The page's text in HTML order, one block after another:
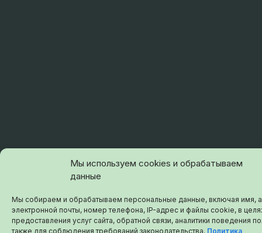
Мы используем cookies и обрабатываем
данные
Мы собираем и обрабатываем персональные данные, включая имя,
электронной почты, номер телефона, IP-адрес и файлы cookie, в
предоставления услуг сайта, обратной связи, аналитики поведения
также для соблюдения требований законодательства. Политика